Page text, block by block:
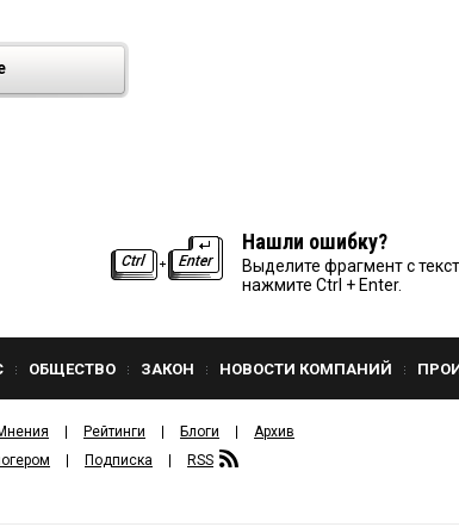
Нашли ошибку?
Выделите фрагмент с
нажмите Ctrl + Enter.
ОБЩЕСТВО ЗАКОН НОВОСТИ КОМПАНИЙ
Рейтинги Блоги
Архив
Подписка RSS